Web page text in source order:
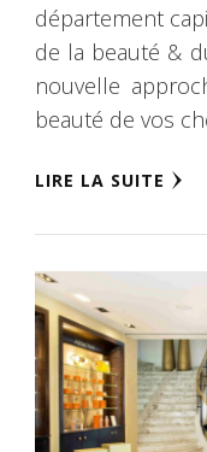
département
de la beauté &
nouvelle
beauté de vos
LIRE LA SUITE